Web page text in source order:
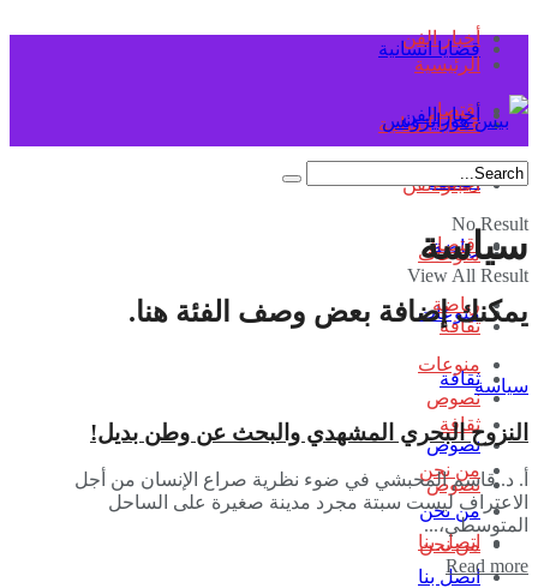
أخبار الفن
اقتصاد
رياضة
منوعات
ثقافة
نصوص
من نحن
اتصل بنا
قضايا انسانية
أخبار الفن
اقتصاد
رياضة
منوعات
ثقافة
نصوص
من نحن
اتصل بنا
الرئيسية
قضايا انسانية
أخبار الفن
اقتصاد
رياضة
منوعات
ثقافة
نصوص
من نحن
No Result
View All Result
سياسة
يمكنك إضافة بعض وصف الفئة هنا.
سياسة
النزوح البحري المشهدي والبحث عن وطن بديل!
أ. د. قاسم المحبشي في ضوء نظرية صراع الإنسان من أجل
الاعتراف ليست سبتة مجرد مدينة صغيرة على الساحل
المتوسطي،...
Read more